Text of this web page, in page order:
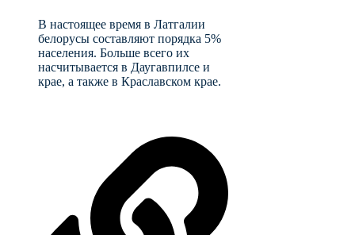
В настоящее время в Латгалии
белорусы составляют порядка 5%
населения. Больше всего их
насчитывается в Даугавпилсе и
крае, а также в Краславском крае.